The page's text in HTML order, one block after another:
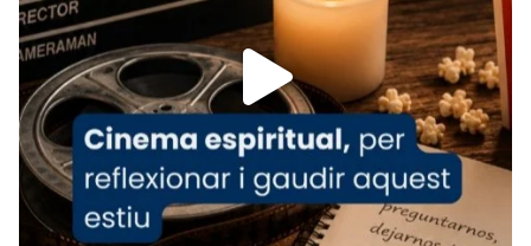
Foto
View on Facebook · Share
Arquebisbat de Barcelona
2 weeks ago
«Avui les santes Juliana i Semproniana ens
ajuden a alçar la mirada»